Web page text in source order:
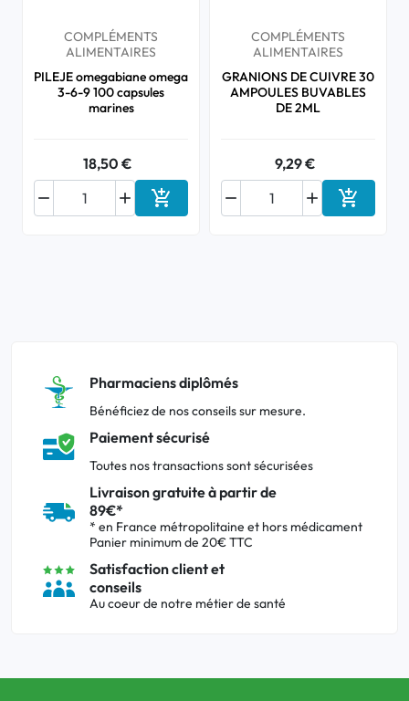
COMPLÉMENTS
ALIMENTAIRES
PILEJE omegabiane omega
3-6-9 100 capsules
marines
18,50 €

 Ajouter au panier
COMPLÉMENTS
ALIMENTAIRES
GRANIONS DE CUIVRE 30
AMPOULES BUVABLES
DE 2ML
9,29 €

 Ajouter
Pharmaciens diplômés
Bénéficiez de nos conseils sur mesure.
Paiement sécurisé
Toutes nos transactions sont sécurisées
Livraison gratuite à partir de
89€*
* en France métropolitaine et hors médicament
Panier minimum de 20€ TTC
Satisfaction client et
conseils
Au coeur de notre métier de santé